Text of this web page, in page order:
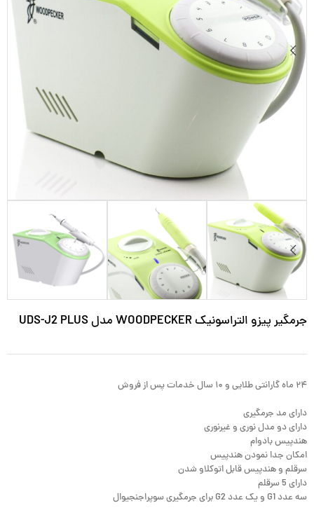
جرمگیر پیزو التراسونیک WOODPECKER مدل UDS-J2 PLUS
۲۴ ماه گارانتی طلایی و ۱۰ سال خدمات پس از فروش
دارای مد جرمگیری
دارای دو مدل نوری و غیرنوری
هندپیس بادوام
امکان جدا نمودن هندپیس
سرقلم و هندپیس قابل اتوکلاو شدن
دارای 5 سرقلم
سه عدد G1 و یک عدد G2 برای جرمگیری سوپراجنجیوال